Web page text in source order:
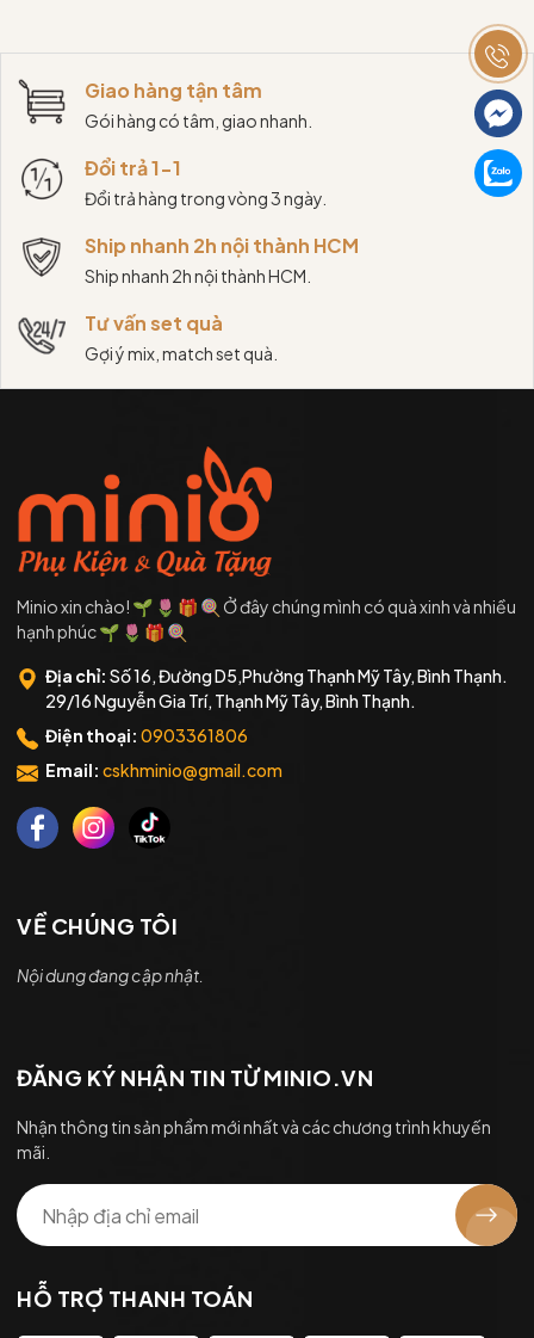
Giao hàng tận tâm
Gói hàng có tâm, giao nhanh.
Đổi trả 1-1
Đổi trả hàng trong vòng 3 ngày.
Ship nhanh 2h nội thành HCM
Ship nhanh 2h nội thành HCM.
Tư vấn set quà
Gợi ý mix, match set quà.
Minio xin chào! 🌱 🌷 🎁 🍭 Ở đây chúng mình có quà xinh và nhiều
hạnh phúc 🌱 🌷 🎁 🍭
Địa chỉ: Số 16, Đường D5,Phường Thạnh Mỹ Tây, Bình Thạnh.
29/16 Nguyễn Gia Trí, Thạnh Mỹ Tây, Bình Thạnh.
Điện thoại: 0903361806
Email: cskhminio@gmail.com
VỀ CHÚNG TÔI
Nội dung đang cập nhật.
ĐĂNG KÝ NHẬN TIN TỪ MINIO.VN
Nhận thông tin sản phẩm mới nhất và các chương trình khuyến
mãi.
HỖ TRỢ THANH TOÁN